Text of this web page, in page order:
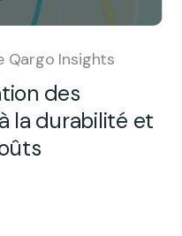
Qargo Insights
des
la durabilité et